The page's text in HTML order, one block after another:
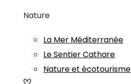
Nature
La Mer Méditerranée
Le Sentier Cathare
Nature et écotourisme